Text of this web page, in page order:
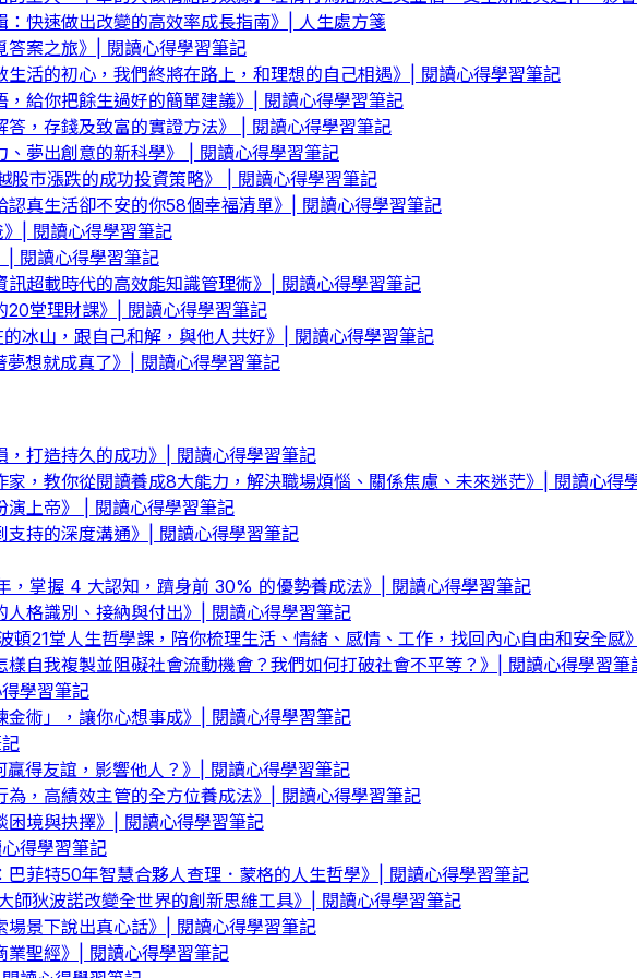
：快速做出改變的高效率成長指南》| 人生處方箋
答案之旅》| 閱讀心得學習筆記
生活的初心，我們終將在路上，和理想的自己相遇》| 閱讀心得學習筆記
，給你把餘生過好的簡單建議》| 閱讀心得學習筆記
答，存錢及致富的實證方法》 | 閱讀心得學習筆記
、夢出創意的新科學》 | 閱讀心得學習筆記
股市漲跌的成功投資策略》 | 閱讀心得學習筆記
認真生活卻不安的你58個幸福清單》| 閱讀心得學習筆記
》| 閱讀心得學習筆記
| 閱讀心得學習筆記
訊超載時代的高效能知識管理術》| 閱讀心得學習筆記
20堂理財課》| 閱讀心得學習筆記
冰山，跟自己和解，與他人共好》| 閱讀心得學習筆記
夢想就成真了》| 閱讀心得學習筆記
，打造持久的成功》| 閱讀心得學習筆記
家，教你從閱讀養成8大能力，解決職場煩惱、關係焦慮、未來迷茫》| 閱讀心得
演上帝》 | 閱讀心得學習筆記
支持的深度溝通》| 閱讀心得學習筆記
，掌握 4 大認知，躋身前 30% 的優勢養成法》| 閱讀心得學習筆記
人格識別、接納與付出》| 閱讀心得學習筆記
頓21堂人生哲學課，陪你梳理生活、情緒、感情、工作，找回內心自由和安全感
樣自我複製並阻礙社會流動機會？我們如何打破社會不平等？》| 閱讀心得學習筆
學習筆記
金術」，讓你心想事成》| 閱讀心得學習筆記
贏得友誼，影響他人？》| 閱讀心得學習筆記
為，高績效主管的全方位養成法》| 閱讀心得學習筆記
困境與抉擇》| 閱讀心得學習筆記
得學習筆記
巴菲特50年智慧合夥人查理．蒙格的人生哲學》| 閱讀心得學習筆記
師狄波諾改變全世界的創新思維工具》| 閱讀心得學習筆記
場景下說出真心話》| 閱讀心得學習筆記
業聖經》| 閱讀心得學習筆記